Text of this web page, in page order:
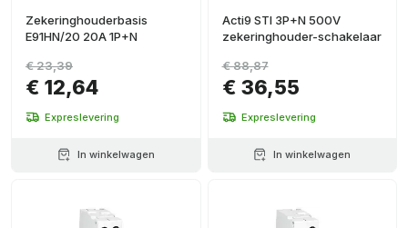
Zekeringhouderbasis
E91HN/20 20A 1P+N
€ 12,64
€ 23,39
Expreslevering
In winkelwagen
Acti9 STI 3P+N 500V
zekeringhouder-schakelaar
€ 36,55
€ 88,87
Expreslevering
In winkelwagen